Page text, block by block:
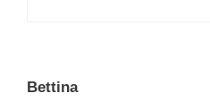
Bettina